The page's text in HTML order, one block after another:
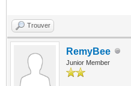
Trouver
RemyBee
Junior Member